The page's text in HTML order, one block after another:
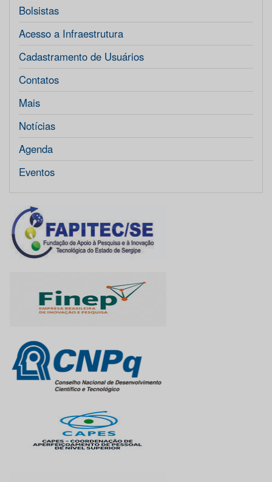
Bolsistas
Acesso a Infraestrutura
Cadastramento de Usuários
Contatos
Mais
Notícias
Agenda
Eventos